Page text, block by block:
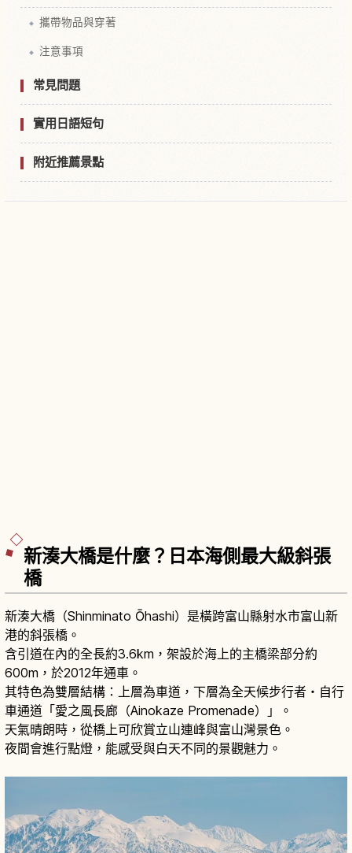
攜帶物品與穿著
注意事項
常見問題
實用日語短句
附近推薦景點
新湊大橋是什麼？日本海側最大級斜張
橋
新湊大橋（Shinminato Ōhashi）是橫跨富山縣射水市富山新
港的斜張橋。
含引道在內的全長約3.6km，架設於海上的主橋梁部分約
600m，於2012年通車。
其特色為雙層結構：上層為車道，下層為全天候步行者・自行
車通道「愛之風長廊（Ainokaze Promenade）」。
天氣晴朗時，從橋上可欣賞立山連峰與富山灣景色。
夜間會進行點燈，能感受與白天不同的景觀魅力。